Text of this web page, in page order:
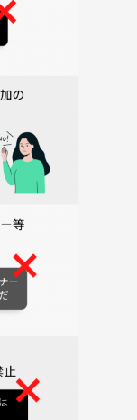
学校でも会社でも教
参加、都市伝説を詳
でご参加お待ちして
都市伝説系youtuber